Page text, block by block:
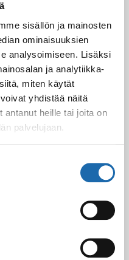
sisällön ja mainosten
ominaisuuksien
analysoimiseen. Lisäksi
ja analytiikka-
miten käytät
yhdistää näitä
antanut heille tai joita on
palvelujaan.
Monday 2024!